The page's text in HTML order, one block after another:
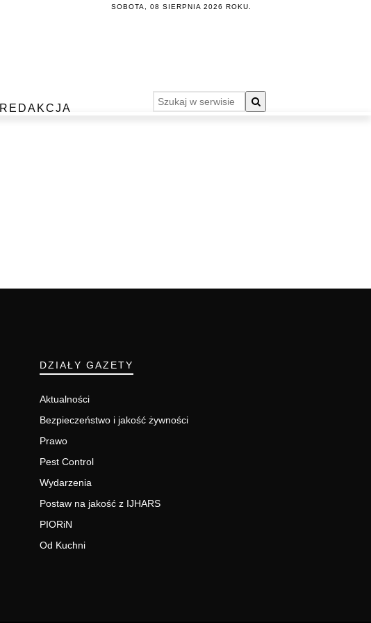
SOBOTA, 08 SIERPNIA 2026 ROKU.
REDAKCJA
DZIAŁY GAZETY
Aktualności
Bezpieczeństwo i jakość żywności
Prawo
Pest Control
Wydarzenia
Postaw na jakość z IJHARS
PIORiN
Od Kuchni